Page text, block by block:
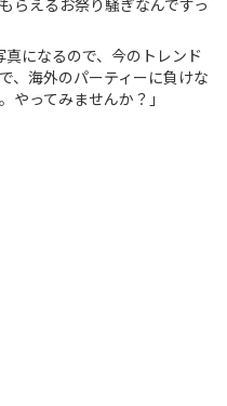
らえるお祭り騒ぎなんですっ
真になるので、今のトレンド
、海外のパーティーに負けな
やってみませんか？」